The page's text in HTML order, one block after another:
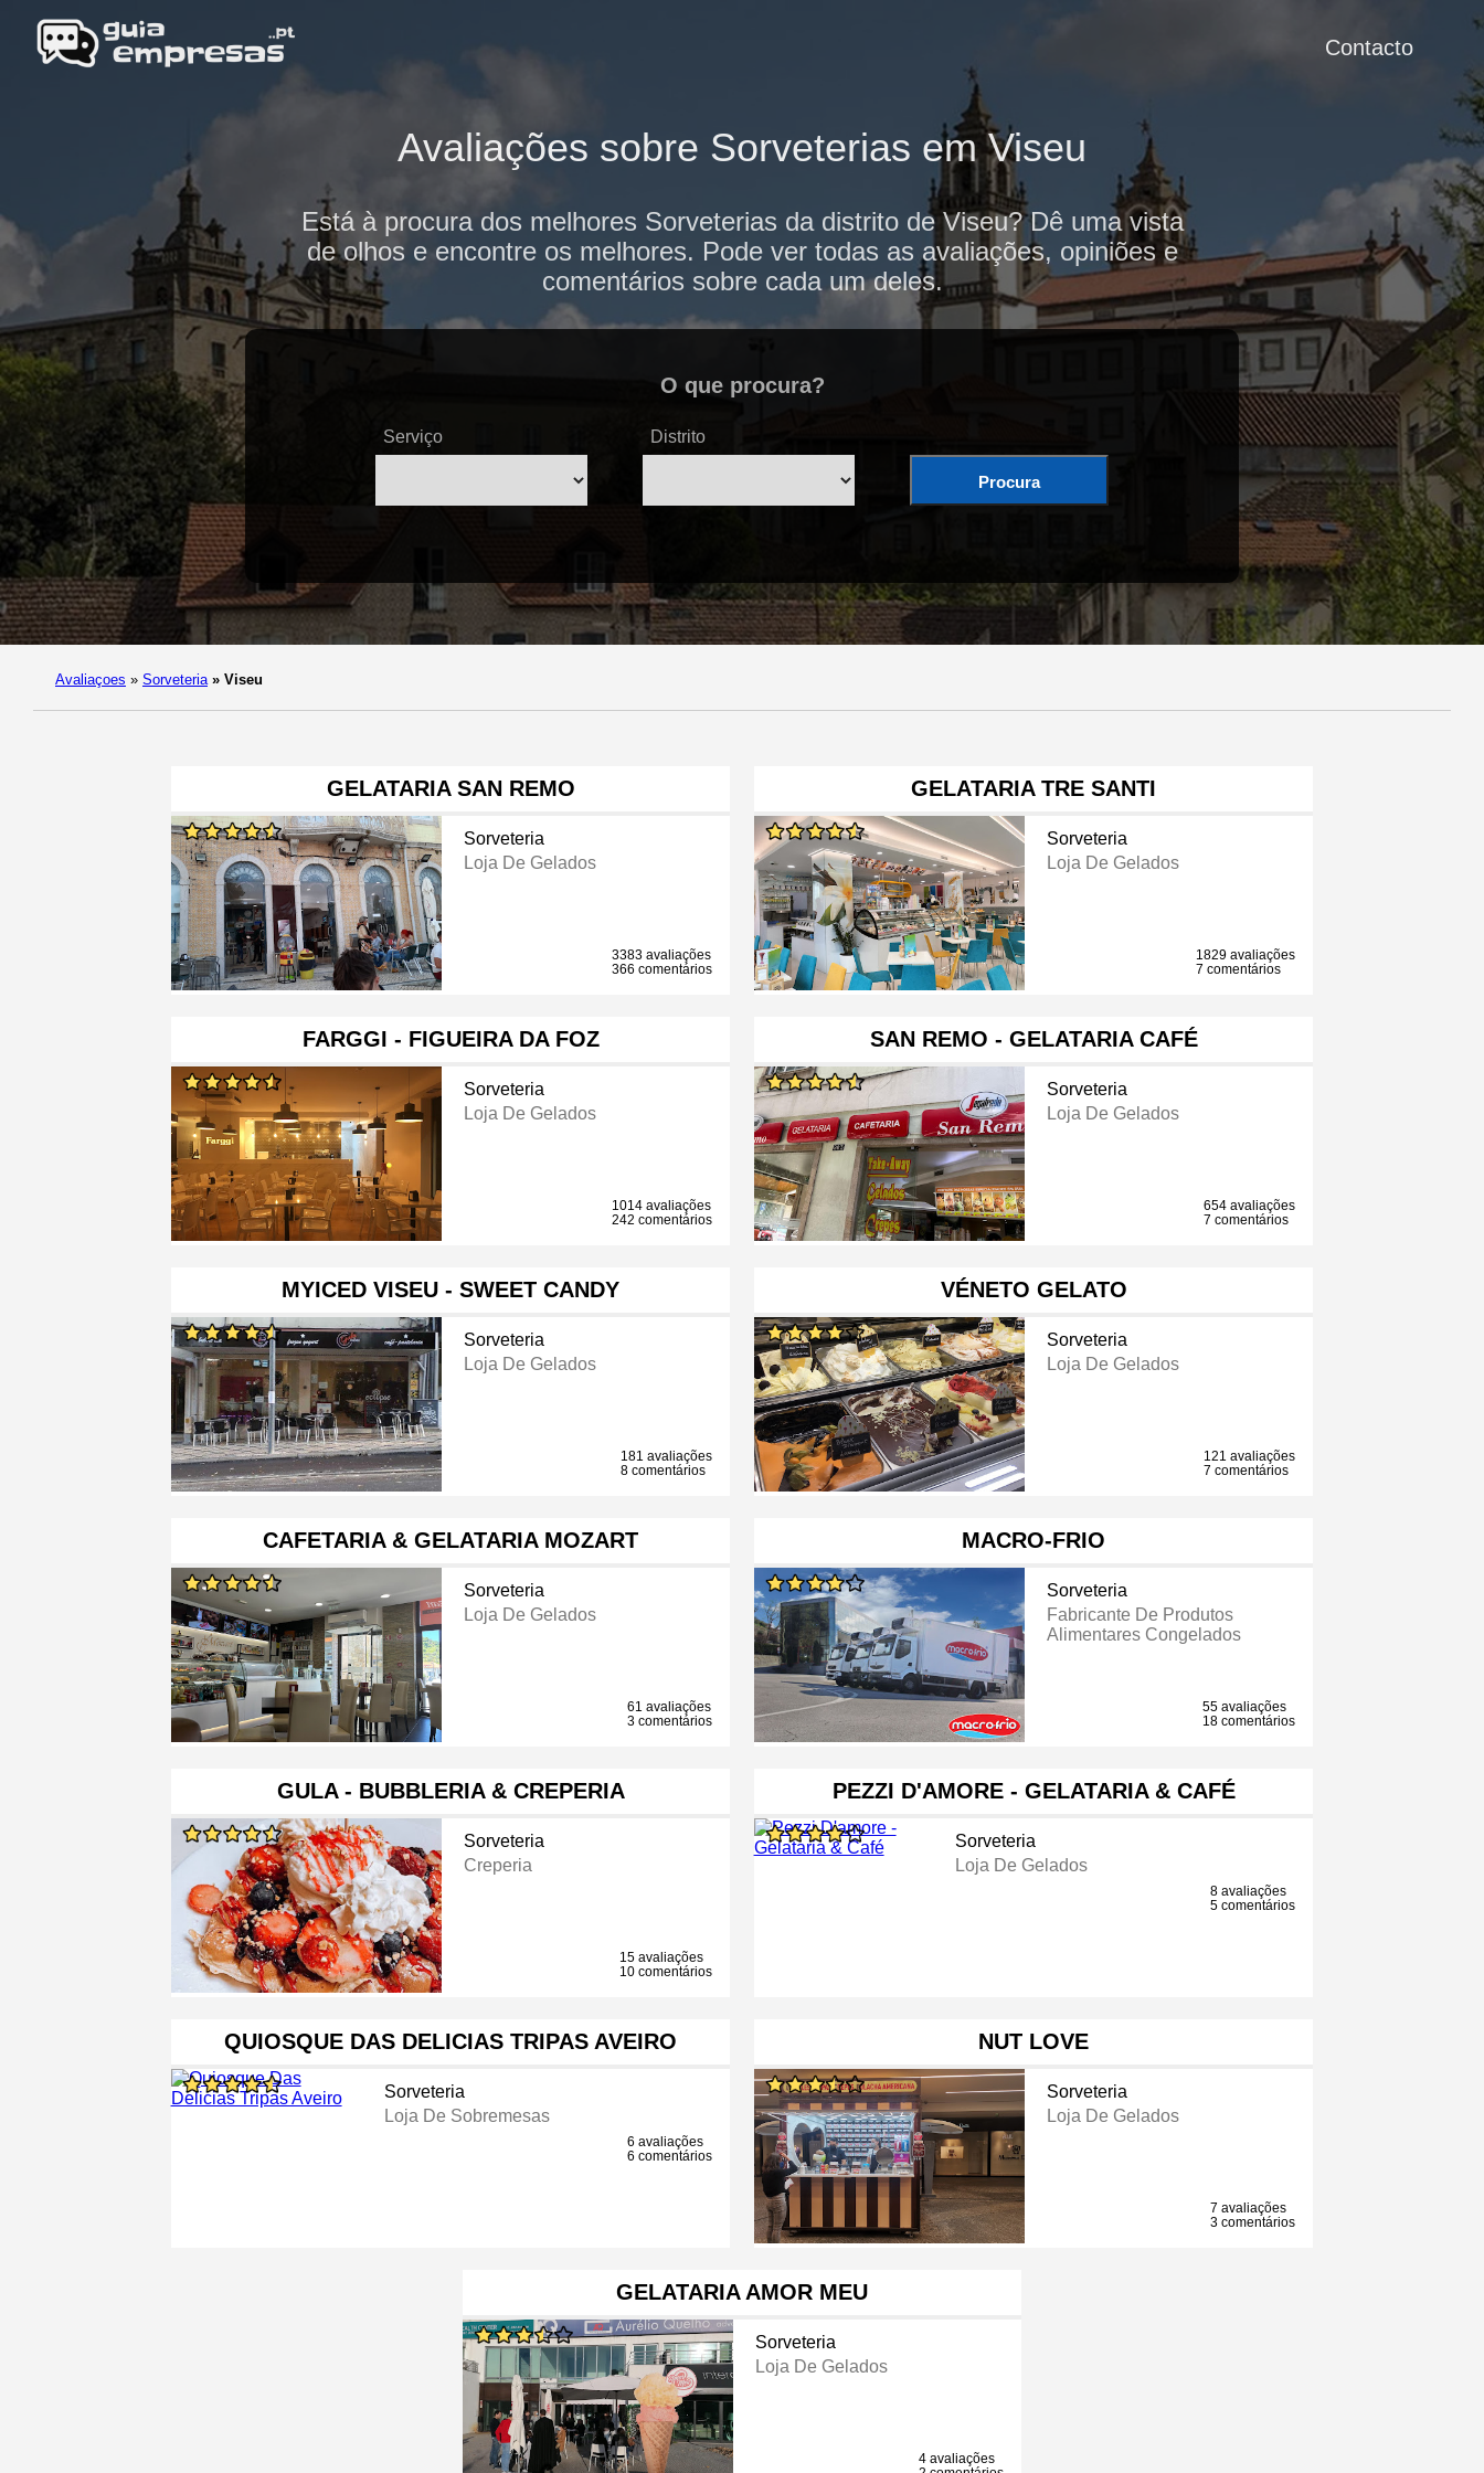
Contacto
Avaliações sobre Sorveterias em Viseu
Está à procura dos melhores Sorveterias da distrito de Viseu? Dê uma vista
de olhos e encontre os melhores. Pode ver todas as avaliações, opiniões e
comentários sobre cada um deles.
O que procura?
Serviço Distrito
Procura
Avaliaçoes » Sorveteria » Viseu
GELATARIA SAN REMO
Sorveteria
Loja De Gelados
3383 avaliações
366 comentários
GELATARIA TRE SANTI
Sorveteria
Loja De Gelados
1829 avaliações
7 comentários
FARGGI - FIGUEIRA DA FOZ
Sorveteria
Loja De Gelados
1014 avaliações
242 comentários
SAN REMO - GELATARIA CAFÉ
Sorveteria
Loja De Gelados
654 avaliações
7 comentários
MYICED VISEU - SWEET CANDY
Sorveteria
Loja De Gelados
181 avaliações
8 comentários
VÉNETO GELATO
Sorveteria
Loja De Gelados
121 avaliações
7 comentários
CAFETARIA & GELATARIA MOZART
Sorveteria
Loja De Gelados
61 avaliações
3 comentários
MACRO-FRIO
Sorveteria
Fabricante De Produtos
Alimentares Congelados
55 avaliações
18 comentários
GULA - BUBBLERIA & CREPERIA
Sorveteria
Creperia
15 avaliações
10 comentários
PEZZI D'AMORE - GELATARIA & CAFÉ
Sorveteria
Loja De Gelados
8 avaliações
5 comentários
QUIOSQUE DAS DELICIAS TRIPAS AVEIRO
Sorveteria
Loja De Sobremesas
6 avaliações
6 comentários
NUT LOVE
Sorveteria
Loja De Gelados
7 avaliações
3 comentários
GELATARIA AMOR MEU
Sorveteria
Loja De Gelados
4 avaliações